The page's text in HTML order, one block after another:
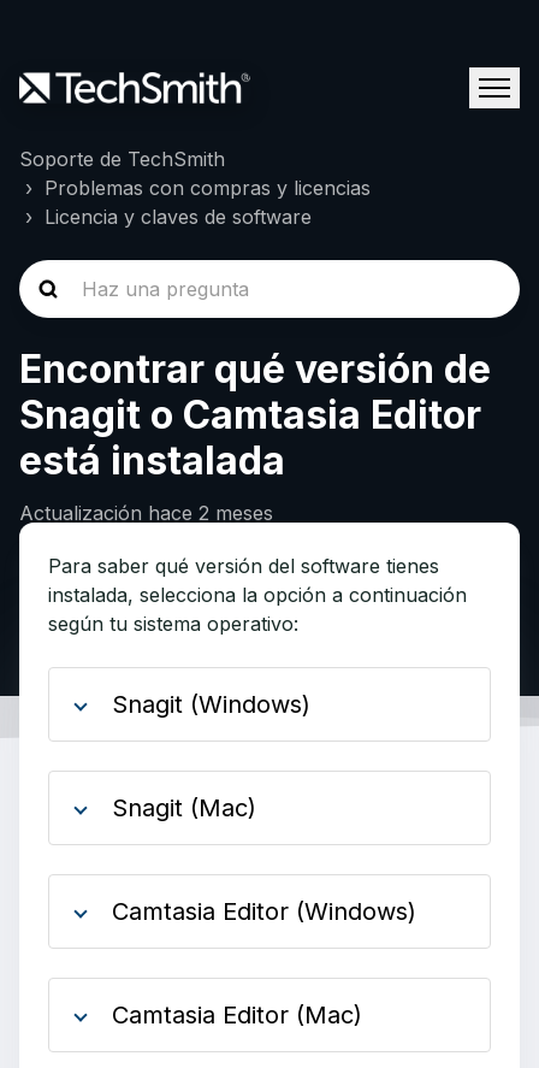
Soporte de TechSmith
Problemas con compras y licencias
Licencia y claves de software
Encontrar qué versión de
Snagit o Camtasia Editor
está instalada
Actualización hace 2 meses
Para saber qué versión del software tienes
instalada, selecciona la opción a continuación
según tu sistema operativo:
Snagit (Windows)
Snagit (Mac)
Camtasia Editor (Windows)
Camtasia Editor (Mac)